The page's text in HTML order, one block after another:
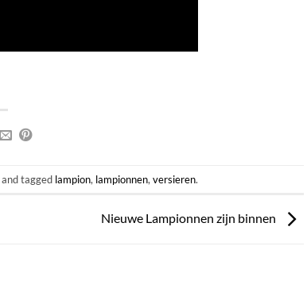
and tagged lampion, lampionnen,versieren.
Nieuwe Lampionnen zijn binnen